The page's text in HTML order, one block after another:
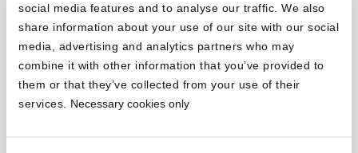
social media features and to analyse our traffic. We also
share information about your use of our site with our social
media, advertising and analytics partners who may
combine it with other information that you’ve provided to
them or that they’ve collected from your use of their
services. Necessary cookies only
podwójnych, od 90 do 200 cm szerokości. Jeśli chodzi o
długość, możesz wybrać między konwencjonalną długością
prześcieradła 200 cm a długością 220 cm. Aby upewnić się, że
wybierasz odpowiedni rozmiar prześcieradła, po prostu zmierz
swój materac.